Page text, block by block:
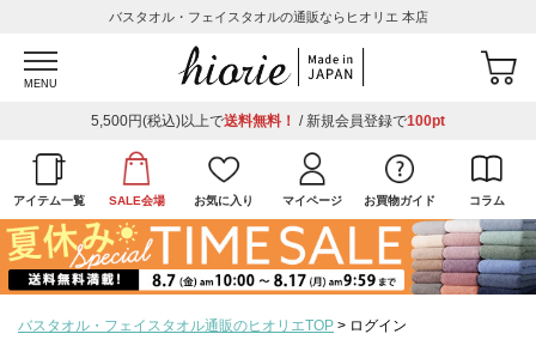
バスタオル・フェイスタオルの通販ならヒオリエ 本店
MENU
5,500円(税込)以上で送料無料！ / 新規会員登録で100pt
アイテム一覧 SALE会場 お気に入り マイページ お買物ガイド コラム
バスタオル・フェイスタオル通販のヒオリエTOP ログイン